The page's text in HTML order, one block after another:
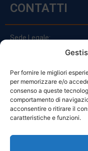
Per fornire le migliori
per memorizzare e/o
consenso a queste
comportamento di
acconsentire o ritirare il
caratteristiche e funzioni.
CONTATTI
Sede Legale:
Via Principe Di Udine 144
clienti@officinefvg.it
info@officinefvg.it
posta@officinefvgpec.It
ORARI